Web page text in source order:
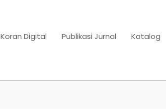
Koran Digital Publikasi Jurnal Katalog